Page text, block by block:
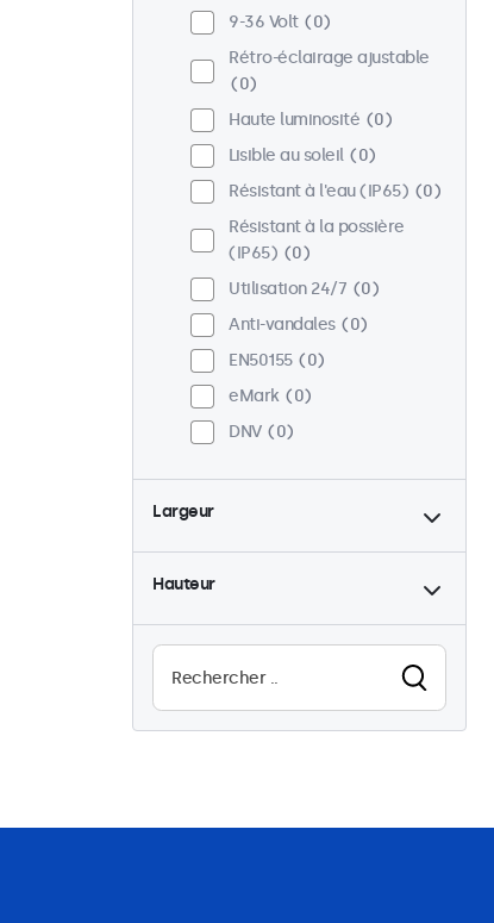
VESA 100 x 100
9-36 Volt
0
Rétro-éclairage ajustable
0
Haute luminosité
0
Lisible au soleil
0
Résistant à l'eau (IP65)
0
Résistant à la possière
(IP65)
0
Utilisation 24/7
0
Anti-vandales
0
EN50155
0
eMark
0
DNV
0
Largeur
Hauteur